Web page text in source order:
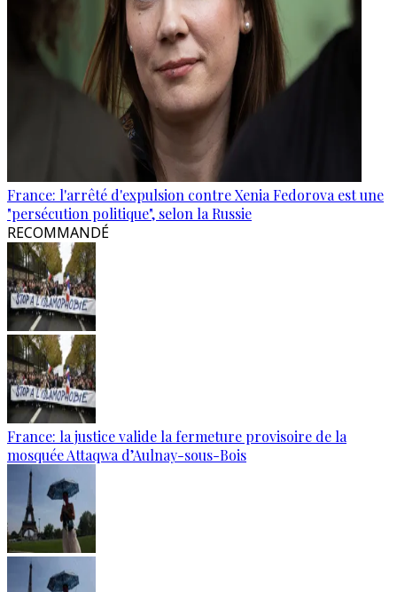
France: l'arrêté d'expulsion contre Xenia Fedorova est une
"persécution politique", selon la Russie
RECOMMANDÉ
France: la justice valide la fermeture provisoire de la
mosquée Attaqwa d’Aulnay-sous-Bois